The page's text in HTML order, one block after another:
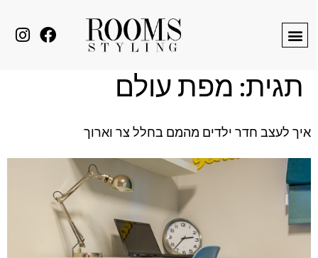
תגית:מפת עולם
איך לעצב חדר ילדים מהמם בחלל צר וארוך